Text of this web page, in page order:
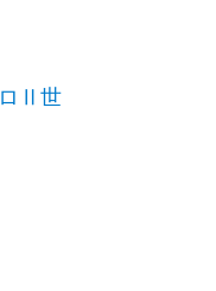
Ⅱ世